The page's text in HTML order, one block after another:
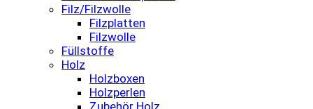
Filz/Filzwolle
Filzplatten
Filzwolle
Füllstoffe
Holz
Holzboxen
Holzperlen
Zubehör Holz